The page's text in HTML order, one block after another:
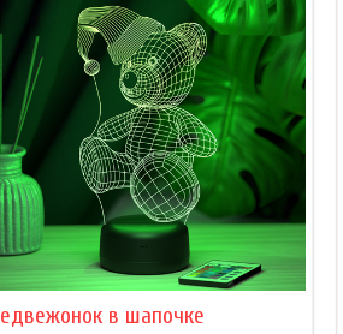
в шапочке